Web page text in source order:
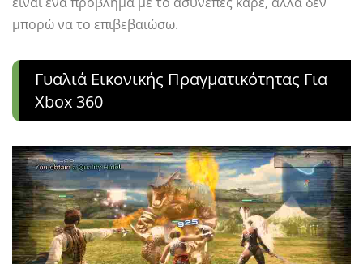
μπορώ να το επιβεβαιώσω.
Γυαλιά Εικονικής Πραγματικότητας Για
Xbox 360